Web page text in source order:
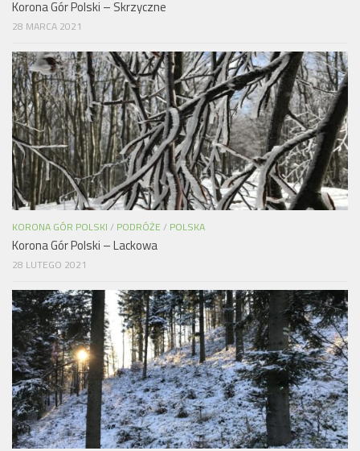
Korona Gór Polski – Skrzyczne
28 MARCA 2021
KORONA GÓR POLSKI / PODRÓŻE / POLSKA
Korona Gór Polski – Lackowa
28 LUTEGO 2021